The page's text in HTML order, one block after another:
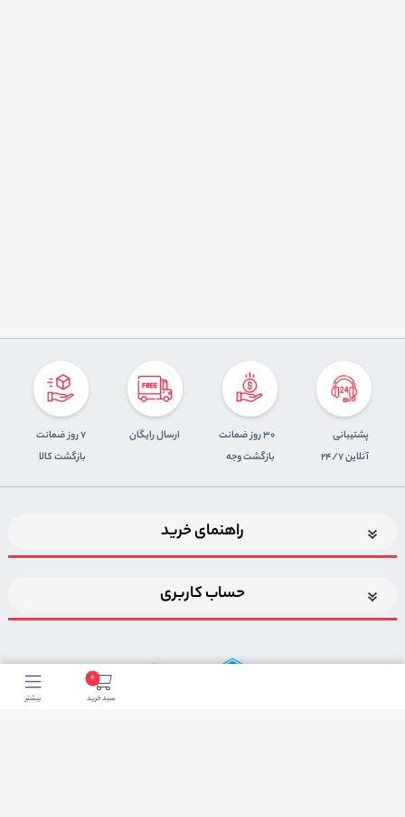
0
سبد خرید بیشتر
پشتیبانی
آنلاین 24/7
30 روز ضمانت
بازگشت وجه
ارسال رایگان
7 روز ضمانت
بازگشت کالا
راهنمای خرید
حساب کاربری